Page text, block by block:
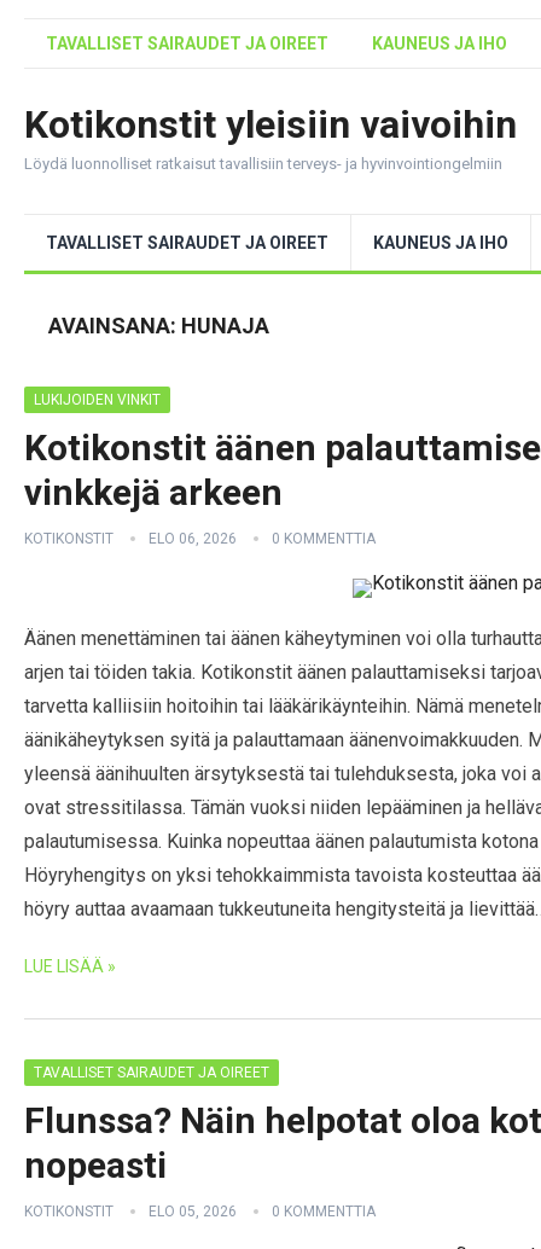
TAVALLISET SAIRAUDET JA OIREET KAUNEUS JA IHO
Kotikonstit yleisiin vaivoihin
Löydä luonnolliset ratkaisut tavallisiin terveys- ja hyvinvointiongelmiin
TAVALLISET SAIRAUDET JA OIREET KAUNEUS JA IHO
AVAINSANA: HUNAJA
LUKIJOIDEN VINKIT
Kotikonstit äänen
vinkkejä arkeen
KOTIKONSTIT ELO 06, 2026 0 KOMMENTTIA
Äänen menettäminen tai äänen käheytyminen voi olla
arjen tai töiden takia. Kotikonstit äänen palauttamiseksi
tarvetta kalliisiin hoitoihin tai lääkärikäynteihin. Nämä
äänikäheytyksen syitä ja palauttamaan äänenvoimakkuuden.
yleensä äänihuulten ärsytyksestä tai tulehduksesta, joka voi
ovat stressitilassa. Tämän vuoksi niiden lepääminen ja
palautumisessa. Kuinka nopeuttaa äänen palautumista
Höyryhengitys on yksi tehokkaimmista tavoista kosteuttaa
höyry auttaa avaamaan tukkeutuneita hengitysteitä ja
LUE LISÄÄ »
TAVALLISET SAIRAUDET JA OIREET
Flunssa? Näin helpotat oloa
nopeasti
KOTIKONSTIT ELO 05, 2026 0 KOMMENTTIA